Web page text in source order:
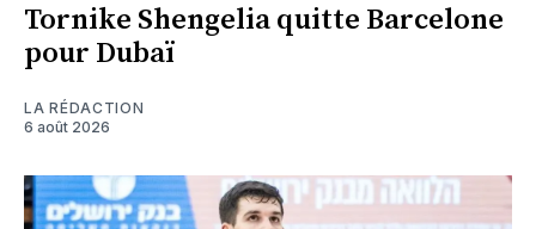
Tornike Shengelia quitte Barcelone
pour Dubaï
LA RÉDACTION
6 août 2026